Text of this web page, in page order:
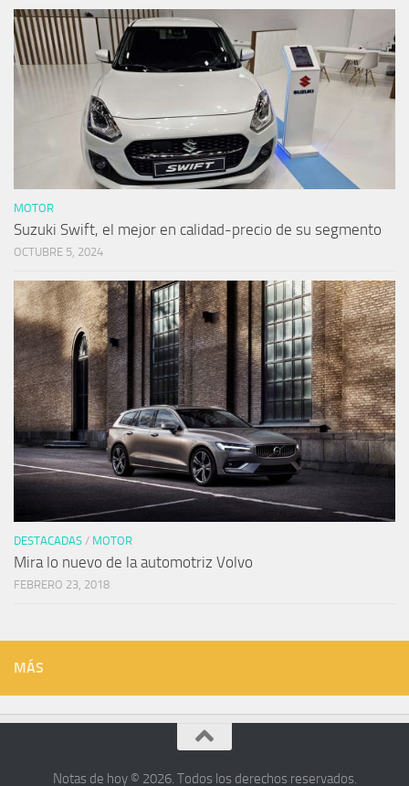
MOTOR
Suzuki Swift, el mejor en calidad-precio de su segmento
OCTUBRE 5, 2024
DESTACADAS / MOTOR
Mira lo nuevo de la automotriz Volvo
FEBRERO 23, 2018
MÁS
Notas de hoy © 2026. Todos los derechos reservados.